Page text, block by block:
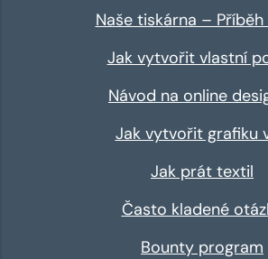
Naše tiskárna – Příběh
Jak vytvořit vlastní
Návod na online
Jak vytvořit grafiku
Jak prát textil
Často kladené
Bounty program